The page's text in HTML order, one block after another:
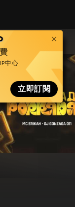
中心
立即訂閱